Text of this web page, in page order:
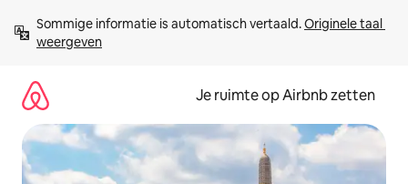
direct
naar
Sommige informatie is automatisch vertaald. Originele taal
weergeven
Je ruimte op Airbnb zetten